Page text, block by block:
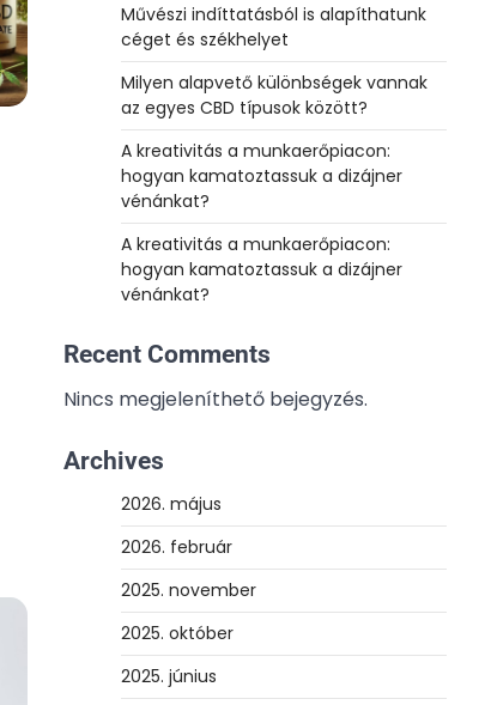
Művészi indíttatásból is alapíthatunk
céget és székhelyet
Milyen alapvető különbségek vannak
az egyes CBD típusok között?
A kreativitás a munkaerőpiacon:
hogyan kamatoztassuk a dizájner
vénánkat?
A kreativitás a munkaerőpiacon:
hogyan kamatoztassuk a dizájner
vénánkat?
Recent Comments
Nincs megjeleníthető bejegyzés.
Archives
2026. május
2026. február
2025. november
2025. október
2025. június